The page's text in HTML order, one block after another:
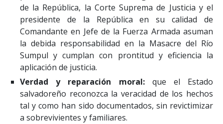
de la República, la Corte Suprema de Justicia y el
presidente de la República en su calidad de
Comandante en Jefe de la Fuerza Armada asuman
la debida responsabilidad en la Masacre del Río
Sumpul y cumplan con prontitud y eficiencia la
aplicación de justicia.
Verdad y reparación moral:que el Estado
salvadoreño reconozca la veracidad de los hechos
tal y como han sido documentados, sin revictimizar
a sobrevivientes y familiares.